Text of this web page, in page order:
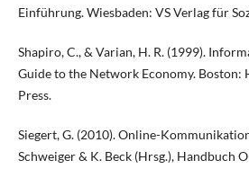
Einführung. Wiesbaden: VS Verlag für
Shapiro, C., & Varian, H. R. (1999).
Guide to the Network Economy. Boston:
Press.
Siegert, G. (2010). Online-
Schweiger & K. Beck (Hrsg.), Handbuch